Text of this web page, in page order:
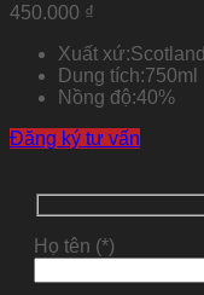
450.000 ₫
Xuất xứ:Scotland
Dung tích:750ml
Nồng độ:40%
Đăng ký tư vấn
Họ tên (*)